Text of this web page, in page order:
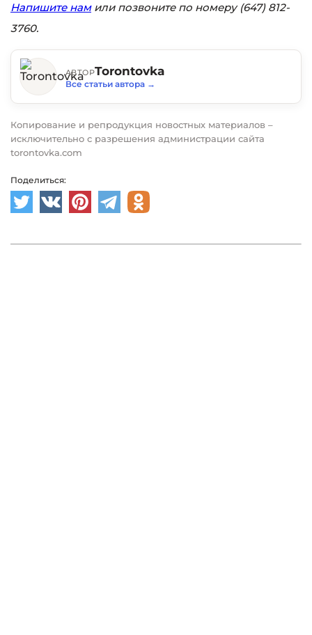
Напишите намили позвоните по номеру (647) 812-
3760.
АВТОРTorontovka
Все статьи автора →
Копирование и репродукция новостных материалов –
исключительно с разрешения администрации сайта
torontovka.com
Поделиться: